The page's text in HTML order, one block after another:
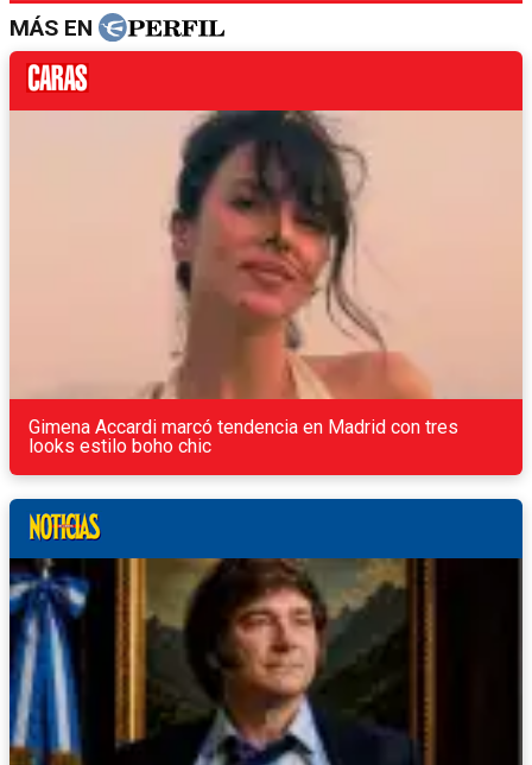
MÁS EN
Gimena Accardi marcó tendencia en Madrid con tres
looks estilo boho chic